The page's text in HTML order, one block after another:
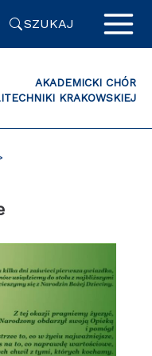
SZUKAJ
AKADEMICKI CHÓR
KRAKOWSKIEJ